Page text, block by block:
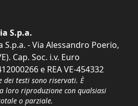
S.p.a.
- Via Alessandro Poerio,
Cap. Soc. i.v. Euro
e REA VE-454332
testi sono riservati. È
loro riproduzione con qualsiasi
o parziale.